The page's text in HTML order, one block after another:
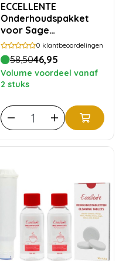
ECCELLENTE
Onderhoudspakket
voor Sage
espressomachines -
Goed voor 6 maanden
onderhoud
0 klantbeoordelingen
58,5046,95
Volume voordeel vanaf
2 stuks